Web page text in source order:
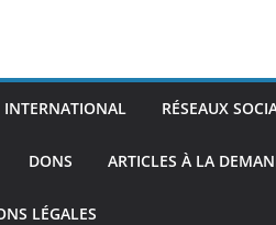
INTERNATIONAL RÉSEAUX
DONS ARTICLES À LA
LÉGALES